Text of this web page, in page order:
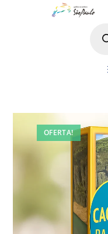
OFERTA!